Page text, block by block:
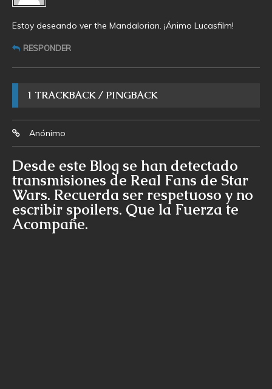
Estoy deseando ver the Mandalorian. ¡Ánimo Lucasfilm!
RESPONDER
1 TRACKBACK / PINGBACK
Anónimo
Desde este Blog se han detectado
transmisiones de Real Fans de Star
Wars. Recuerda ser respetuoso y no
escribir spoilers. Que la Fuerza te
Acompañe.